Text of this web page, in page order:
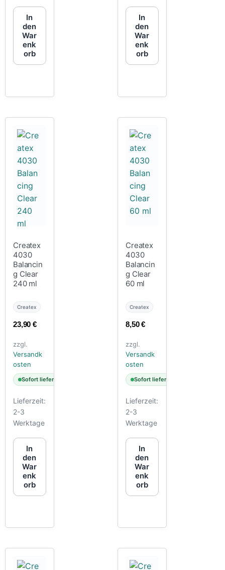
In
den
War
enk
orb
In
den
War
enk
orb
Createx
4030
Balancin
g Clear
240 ml
Createx
23,90€
zzgl.
Versandk
osten
Sofort lieferbar
Lieferzeit:
2-3
Werktage
In
den
War
enk
orb
Createx
4030
Balancin
g Clear
60 ml
Createx
8,50€
zzgl.
Versandk
osten
Sofort lieferbar
Lieferzeit:
2-3
Werktage
In
den
War
enk
orb